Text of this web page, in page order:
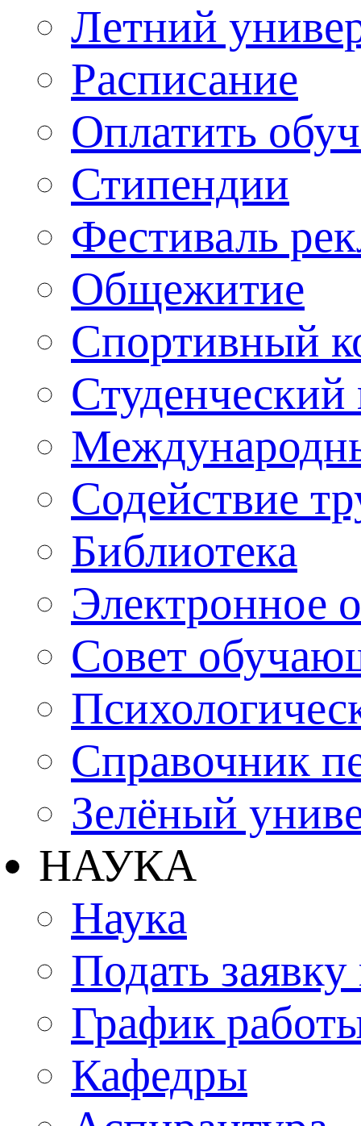
Летний
Расписание
Оплатить
Стипендии
Фестиваль
Общежитие
Спортивный
Студенческий
Содействие
Библиотека
Электронное
Совет
Справочник
Зелёный
НАУКА
Наука
Подать
График
Кафедры